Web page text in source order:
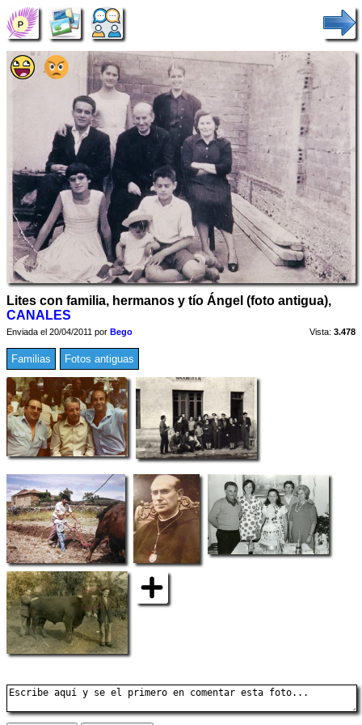
Lites con familia, hermanos y tío Ángel (foto antigua),
CANALES
Enviada el 20/04/2011 por Bego Vista: 3.478
Familias Fotos antiguas